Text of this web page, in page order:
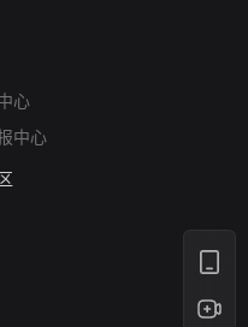
心
中心
报